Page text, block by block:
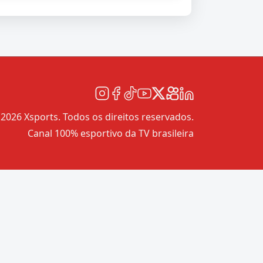
Xsports. Todos os direitos reservados.
Canal 100% esportivo da TV brasileira